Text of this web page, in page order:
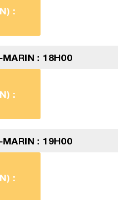
:
MARIN : 18H00
:
MARIN : 19H00
: